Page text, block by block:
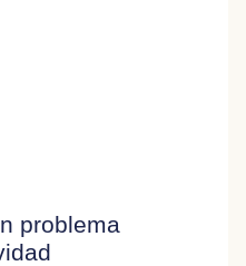
problema